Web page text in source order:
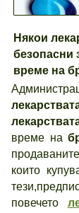
Някои
безопасни
време на
време на
които
повечето